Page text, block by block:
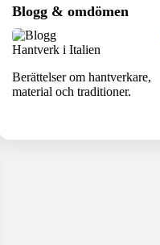
Blogg & omdömen
Hantverk i Italien
Berättelser om hantverkare,
material och traditioner.